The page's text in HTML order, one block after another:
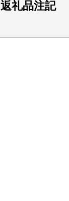
返礼品注記